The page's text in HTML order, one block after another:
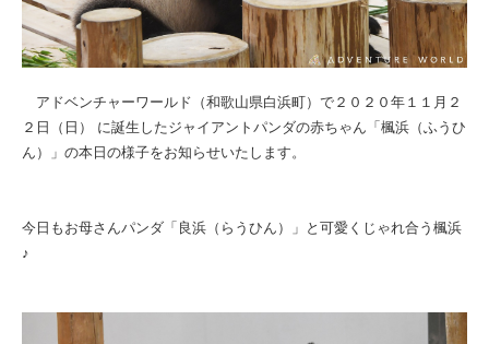
アドベンチャーワールド（和歌山県白浜町）で２０２０年１１月２
２日（日） に誕生したジャイアントパンダの赤ちゃん「楓浜（ふうひ
ん）」の本日の様子をお知らせいたします。
今日もお母さんパンダ「良浜（らうひん）」と可愛くじゃれ合う楓浜
♪